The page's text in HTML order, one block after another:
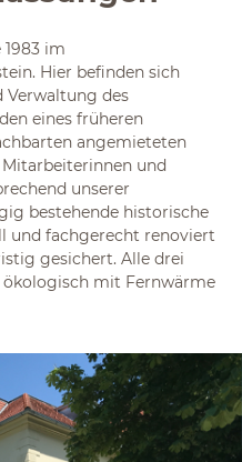
im
Hier befinden sich
Verwaltung des
eines früheren
angemieteten
Mitarbeiterinnen und
unserer
bestehende historische
und fachgerecht renoviert
gesichert. Alle drei
mit Fernwärme